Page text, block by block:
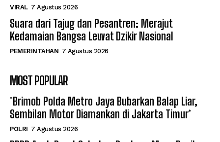
VIRAL 7 Agustus 2026
Suara dari Tajug dan Pesantren: Merajut
Kedamaian Bangsa Lewat Dzikir Nasional
PEMERINTAHAN 7 Agustus 2026
MOST POPULAR
*Brimob Polda Metro Jaya Bubarkan Balap Liar,
Sembilan Motor Diamankan di Jakarta Timur*
POLRI 7 Agustus 2026